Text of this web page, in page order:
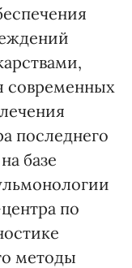
современных
последнего
базе
по
методы